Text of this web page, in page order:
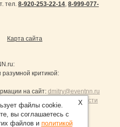
тел. 8-920-253-22-14, 8-999-077-
Карта сайта
:
критикой:
на сайт: dmitry@eventnn.ru
политика конфиденциальности
X
файлы cookie.
вы соглашаетесь с
файлов и политикой